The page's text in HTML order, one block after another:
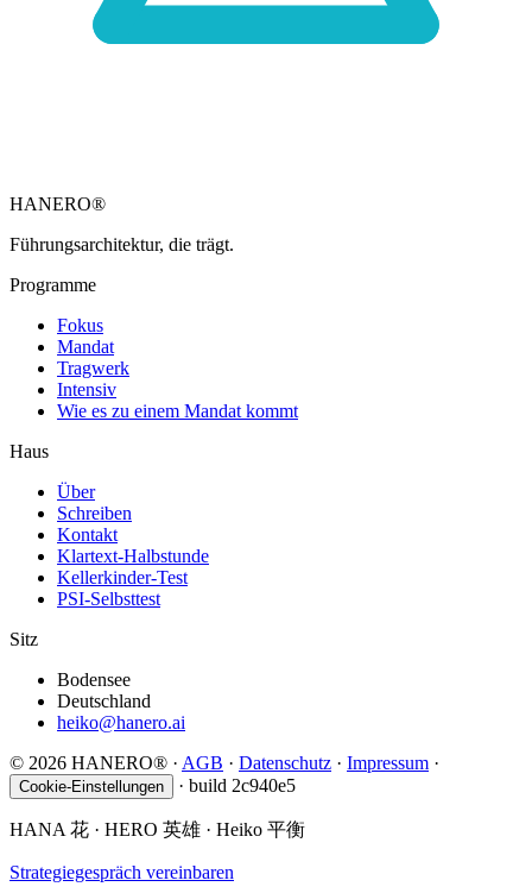
HANERO®
Führungsarchitektur, die trägt.
Programme
Fokus
Mandat
Tragwerk
Intensiv
Wie es zu einem Mandat kommt
Haus
Über
Schreiben
Kontakt
Klartext-Halbstunde
Kellerkinder-Test
PSI-Selbsttest
Sitz
Bodensee
Deutschland
heiko@hanero.ai
© 2026 HANERO® · AGB · Datenschutz · Impressum ·
Cookie-Einstellungen · build 2c940e5
HANA 花 · HERO 英雄 · Heiko 平衡
Strategiegespräch vereinbaren